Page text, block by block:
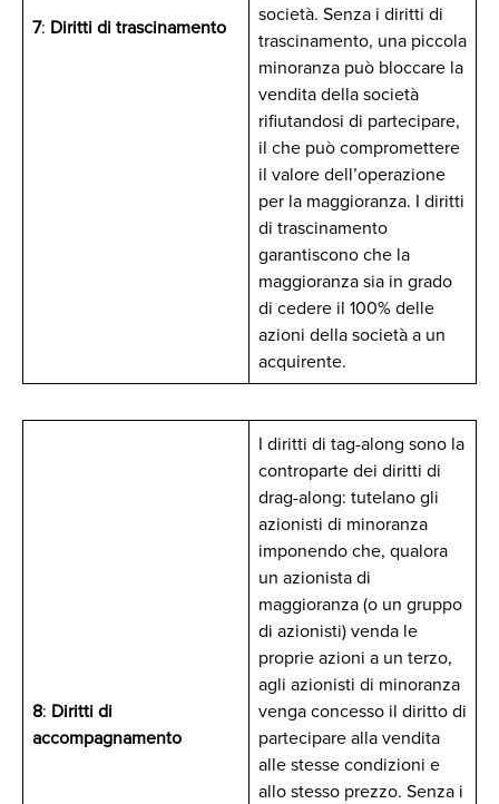
7: Diritti di trascinamento
società. Senza i diritti di
trascinamento, una piccola
minoranza può bloccare la
vendita della società
rifiutandosi di partecipare,
il che può compromettere
il valore dell’operazione
per la maggioranza. I diritti
di trascinamento
garantiscono che la
maggioranza sia in grado
di cedere il 100% delle
azioni della società a un
acquirente.
8: Diritti di
accompagnamento
I diritti di tag-along sono la
controparte dei diritti di
drag-along: tutelano gli
azionisti di minoranza
imponendo che, qualora
un azionista di
maggioranza (o un gruppo
di azionisti) venda le
proprie azioni a un terzo,
agli azionisti di minoranza
venga concesso il diritto di
partecipare alla vendita
alle stesse condizioni e
allo stesso prezzo. Senza i